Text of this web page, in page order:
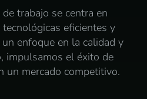
trabajo se centra en
eficientes y
enfoque en la calidad y
impulsamos el éxito de
un mercado competitivo.